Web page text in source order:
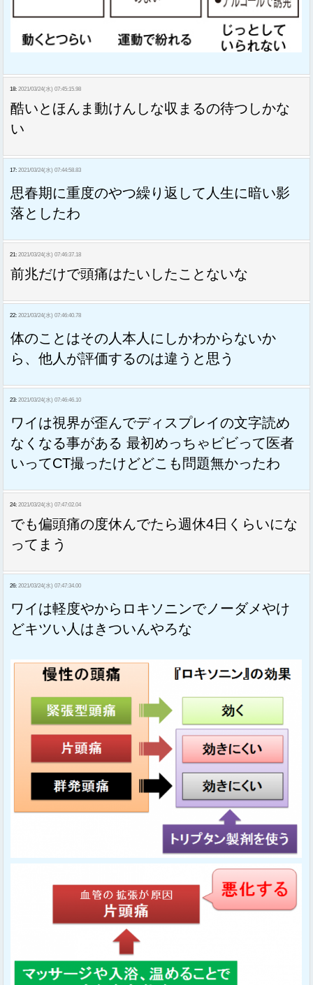
18: 2021/03/24(水) 07:45:15.98
酷いとほんま動けんしな収まるの待つしかな
い
17: 2021/03/24(水) 07:44:58.83
思春期に重度のやつ繰り返して人生に暗い影
落としたわ
21: 2021/03/24(水) 07:46:37.18
前兆だけで頭痛はたいしたことないな
22: 2021/03/24(水) 07:46:40.78
体のことはその人本人にしかわからないか
ら、他人が評価するのは違うと思う
23: 2021/03/24(水) 07:46:46.10
ワイは視界が歪んでディスプレイの文字読め
なくなる事がある 最初めっちゃビビって医者
いってCT撮ったけどどこも問題無かったわ
24: 2021/03/24(水) 07:47:02.04
でも偏頭痛の度休んでたら週休4日くらいにな
ってまう
26: 2021/03/24(水) 07:47:34.00
ワイは軽度やからロキソニンでノーダメやけ
どキツい人はきついんやろな